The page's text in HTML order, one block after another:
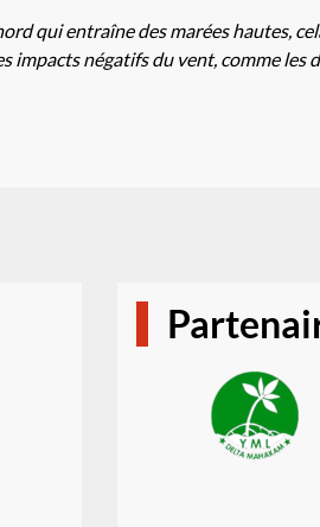
qui entraîne des marées hautes,
impacts négatifs du vent, comme les